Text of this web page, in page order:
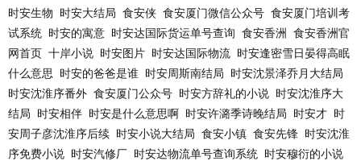
时安生物
时安大结局 食安侠 食安厦门微信公众号 食安厦门培训考
试系统 时安的寓意 时安达国际货运单号查询 食安香洲
食安香洲官
网首页 十岸小说 时安图片 时安达国际物流 时安逢密雪日晏得高眠
什么意思
时安的爸爸是谁 时安周斯南结局
时安沈景泽乔月大结局
时安沈淮序番外 食安厦门公众号 时安方辞礼的小说 时安沈淮序大
结局
时安相伴 时安是什么意思啊 时安许潞季诗晚结局 时安才 时
安周子彦沈淮序后续 时安小说大结局 食安小镇 食安先锋 时安沈淮
序免费小说 时安汽修厂 时安达物流单号查询系统 时安穆衍的小说